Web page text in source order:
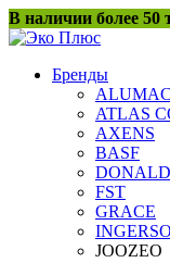
Перейти
к
В наличии более 50
Бренды
ALUMAC
ATLAS
AXENS
BASF
FST
GRACE
JOOZEO